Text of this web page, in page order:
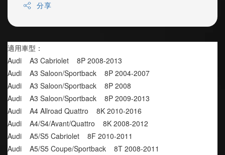
分享
適用車型：
Audi    A3 Cabriolet    8P 2008-2013
Audi    A3 Saloon/Sportback    8P 2004-2007
Audi    A3 Saloon/Sportback    8P 2008
Audi    A3 Saloon/Sportback    8P 2009-2013
Audi    A4 Allroad Quattro    8K 2010-2016
Audi    A4/S4/Avant/Quattro    8K 2008-2012
Audi    A5/S5 Cabriolet    8F 2010-2011
Audi    A5/S5 Coupe/Sportback    8T 2008-2011